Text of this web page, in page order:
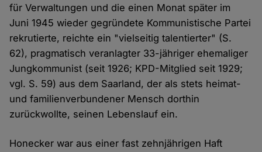
für Verwaltungen und die einen Monat später im
Juni 1945 wieder gegründete Kommunistische Partei
rekrutierte, reichte ein "vielseitig talentierter" (S.
62), pragmatisch veranlagter 33-jähriger ehemaliger
Jungkommunist (seit 1926; KPD-Mitglied seit 1929;
vgl. S. 59) aus dem Saarland, der als stets heimat-
und familienverbundener Mensch dorthin
zurückwollte, seinen Lebenslauf ein.
Honecker war aus einer fast zehnjährigen Haft